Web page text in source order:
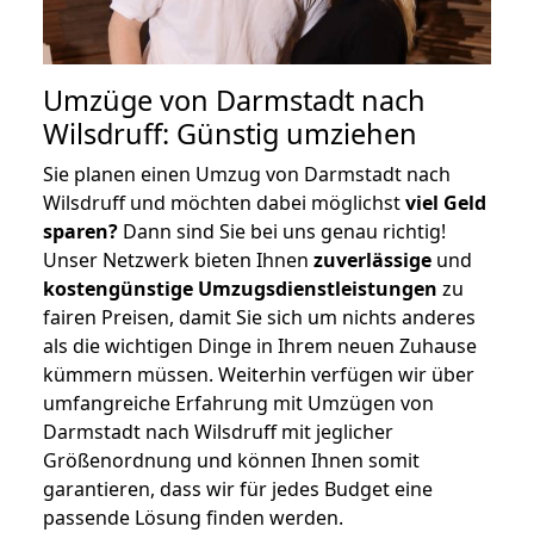
Umzüge von Darmstadt nach
Wilsdruff: Günstig umziehen
Sie planen einen Umzug von Darmstadt nach
Wilsdruff und möchten dabei möglichstviel Geld
sparen? Dann sind Sie bei uns genau richtig!
Unser Netzwerk bieten Ihnen zuverlässige und
kostengünstige Umzugsdienstleistungen zu
fairen Preisen, damit Sie sich um nichts anderes
als die wichtigen Dinge in Ihrem neuen Zuhause
kümmern müssen. Weiterhin verfügen wir über
umfangreiche Erfahrung mit Umzügen von
Darmstadt nach Wilsdruff mit jeglicher
Größenordnung und können Ihnen somit
garantieren, dass wir für jedes Budget eine
passende Lösung finden werden.